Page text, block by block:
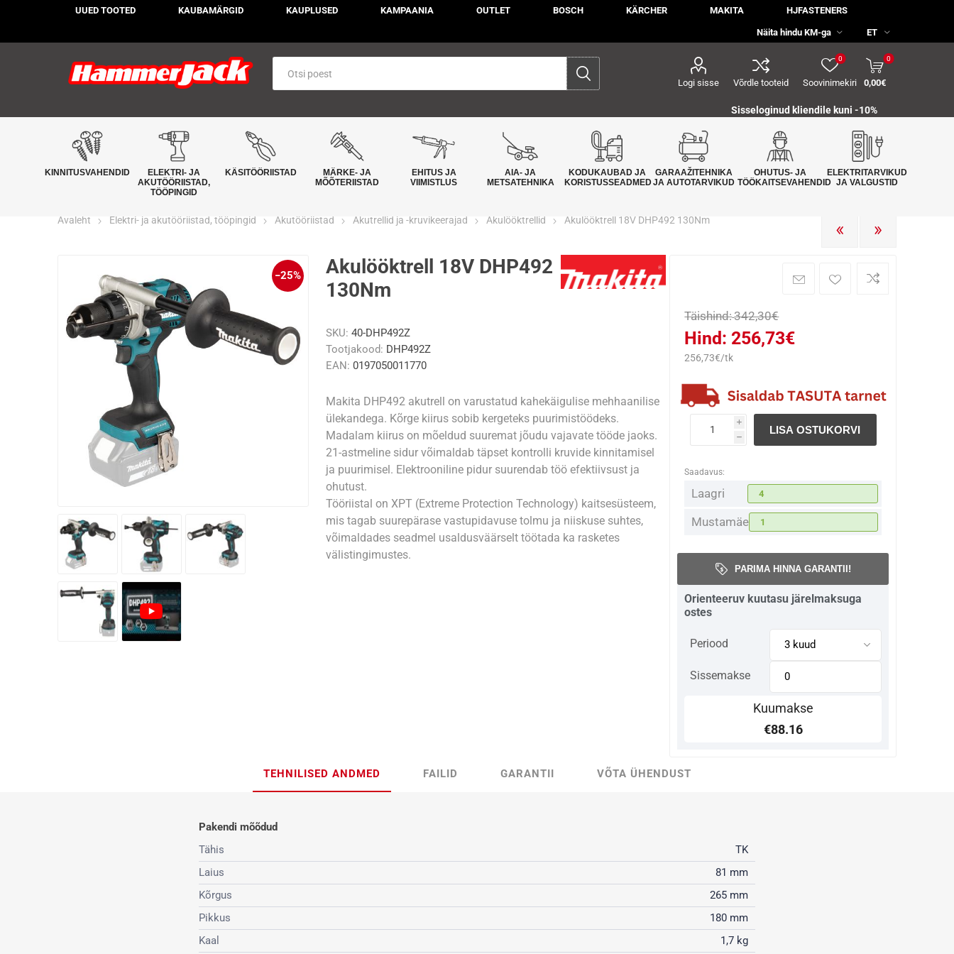
UUED TOOTED KAUBAMÄRGID KAUPLUSED KAMPAANIA OUTLET BOSCH KÄRCHER MAKITA HJFASTENERS
Logi sisse Võrdle tooteid Soovinimekiri
0 0
0,00€
Sisseloginud kliendile kuni -10%
KINNITUSVAHENDID
ELEKTRI- JA
AKUTÖÖRIISTAD,
TÖÖPINGID
KÄSITÖÖRIISTAD
MÄRKE- JA
MÕÕTERIISTAD
EHITUS JA
VIIMISTLUS
AIA- JA
METSATEHNIKA
KODUKAUBAD JA
KORISTUSSEADMED
GARAAŽITEHNIKA
JA AUTOTARVIKUD
OHUTUS- JA
TÖÖKAITSEVAHENDID
ELEKTRITARVIKUD
JA VALGUSTID
Avaleht Elektri- ja akutööriistad, tööpingid Akutööriistad Akutrellid ja -kruvikeerajad Akulööktrellid
Akulööktrell 18V DHP492 130Nm
EELMINEJÄRGMINE
−25%
Akulööktrell 18V DHP492
130Nm
SKU: 40-DHP492Z
Tootjakood: DHP492Z
EAN: 0197050011770
Makita DHP492 akutrell on varustatud kahekäigulise mehhaanilise
ülekandega. Kõrge kiirus sobib kergeteks puurimistöödeks.
Madalam kiirus on mõeldud suuremat jõudu vajavate tööde jaoks.
21-astmeline sidur võimaldab täpset kontrolli kruvide kinnitamisel
ja puurimisel. Elektrooniline pidur suurendab töö efektiivsust ja
ohutust.
Tööriistal on XPT (Extreme Protection Technology) kaitsesüsteem,
mis tagab suurepärase vastupidavuse tolmu ja niiskuse suhtes,
võimaldades seadmel usaldusväärselt töötada ka rasketes
välistingimustes.
Täishind:342,30€
Hind: 256,73€
256,73€/tk
i
h
LISA OSTUKORVI
Saadavus:
Laagri 4
Mustamäe 1
PARIMA HINNA GARANTII!
Orienteeruv kuutasu järelmaksuga
ostes
Periood
Sissemakse
Kuumakse
€88.16
TEHNILISED ANDMED FAILID GARANTII VÕTA ÜHENDUST
Pakendi mõõdud
Tähis
TK
Laius
81 mm
Kõrgus
265 mm
Pikkus
180 mm
Kaal
1,7 kg